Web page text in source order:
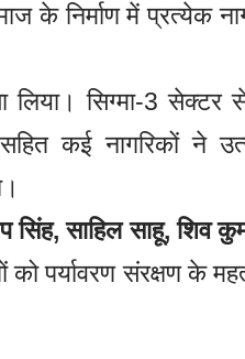
के निर्माण में प्रत्येक
लिया। सिग्मा-3 सेक्टर
कई नागरिकों ने
साहिल साहू, शिव
पर्यावरण संरक्षण के